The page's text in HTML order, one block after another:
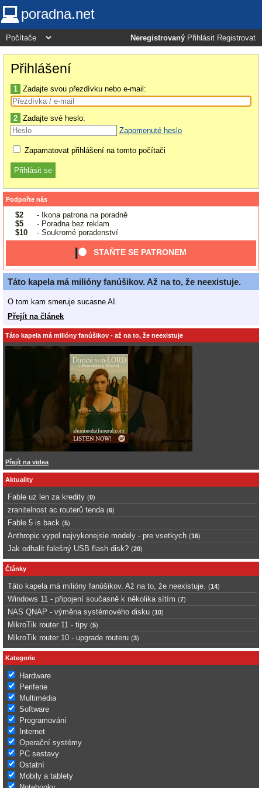
poradna.net
Neregistrovaný Přihlásit Registrovat
Přihlášení
1 Zadajte svou přezdívku nebo e-mail:
2 Zadajte své heslo:
Zapomenuté heslo
Zapamatovat přihlášení na tomto počítači
Podpořte nás
$2
- Ikona patrona na poradně
$5
- Poradna bez reklam
$10
- Soukromé poradenství
STAŇTE SE PATRONEM
Táto kapela má milióny fanúšikov. Až na to, že neexistuje.
O tom kam smeruje sucasne AI.
Přejít na článek
Táto kapela má milióny fanúšikov - až na to, že neexistuje
Přejít na videa
Aktuality
Fable uz len za kredity (0)
zranitelnost ac routerů tenda (6)
Fable 5 is back (5)
Anthropic vypol najvykonejsie modely - pre vsetkych (16)
Jak odhalit falešný USB flash disk? (20)
Články
Táto kapela má milióny fanúšikov. Až na to, že neexistuje. (14)
Windows 11 - připojení současně k několika sítím (7)
NAS QNAP - výměna systémového disku (10)
MikroTik router 11 - tipy (5)
MikroTik router 10 - upgrade routeru (3)
Kategorie
Hardware
Periferie
Multimédia
Software
Programování
Internet
Operační systémy
PC sestavy
Ostatní
Mobily a tablety